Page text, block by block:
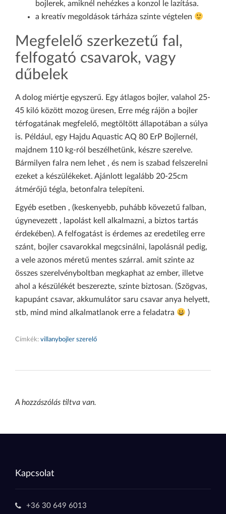
bojlerek, amiknél nehézkes a konzol le lazítása.
a kreatív megoldások tárháza szinte végtelen
Megfelelő szerkezetű fal,
felfogató csavarok, vagy
dűbelek
A dolog miértje egyszerű. Egy átlagos bojler, valahol 25-
45 kiló között mozog üresen, Erre még rájön a bojler
térfogatának megfelelő, megtöltött állapotában a súlya
is. Például, egy Hajdu Aquastic AQ 80 ErP Bojlernél,
majdnem 110 kg-ról beszélhetünk, készre szerelve.
Bármilyen falra nem lehet , és nem is szabad felszerelni
ezeket a készülékeket. Ajánlott legalább 20-25cm
átmérőjű tégla, betonfalra telepíteni.
Egyéb esetben , (keskenyebb, puhább kövezetű falban,
úgynevezett , lapolást kell alkalmazni, a biztos tartás
érdekében). A felfogatást is érdemes az eredetileg erre
szánt, bojler csavarokkal megcsinálni, lapolásnál pedig,
a vele azonos méretű mentes szárral. amit szinte az
összes szerelvényboltban megkaphat az ember, illetve
ahol a készülékét beszerezte, szinte biztosan. (Szögvas,
kapupánt csavar, akkumulátor saru csavar anya helyett,
stb, mind mind alkalmatlanok erre a feladatra
)
Címkék: villanybojler szerelő
A hozzászólás tiltva van.
Kapcsolat
+36 30 649 6013